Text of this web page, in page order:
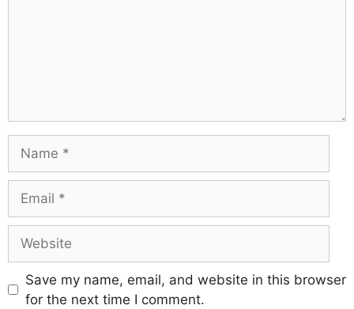
Save my name, email, and website in this browser
for the next time I comment.